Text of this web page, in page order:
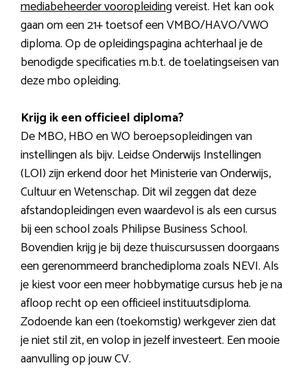
mediabeheerder vooropleidingvereist. Het kan ook
gaan om een 21+ toetsof een VMBO/HAVO/VWO
diploma. Op de opleidingspagina achterhaal je de
benodigde specificaties m.b.t. de toelatingseisen van
deze mbo opleiding.
Krijg ik een officieel diploma?
De MBO, HBO en WO beroepsopleidingen van
instellingen als bijv. Leidse Onderwijs Instellingen
(LOI) zijn erkend door het Ministerie van Onderwijs,
Cultuur en Wetenschap. Dit wil zeggen dat deze
afstandopleidingen even waardevol is als een cursus
bij een school zoals Philipse Business School.
Bovendien krijg je bij deze thuiscursussen doorgaans
een gerenommeerd branchediploma zoals NEVI. Als
je kiest voor een meer hobbymatige cursus heb je na
afloop recht op een officieel instituutsdiploma.
Zodoende kan een (toekomstig) werkgever zien dat
je niet stil zit, en volop in jezelf investeert. Een mooie
aanvulling op jouw CV.